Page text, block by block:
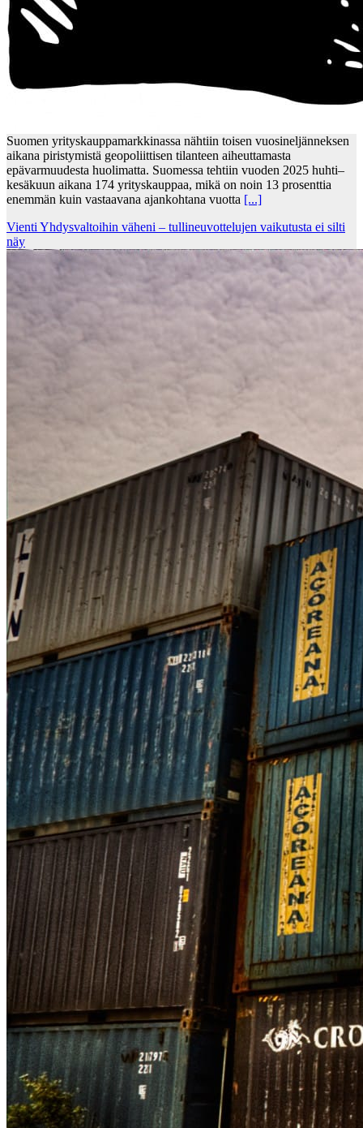
Suomen yrityskauppamarkkinassa nähtiin toisen vuosineljänneksen
aikana piristymistä geopoliittisen tilanteen aiheuttamasta
epävarmuudesta huolimatta. Suomessa tehtiin vuoden 2025 huhti–
kesäkuun aikana 174 yrityskauppaa, mikä on noin 13 prosenttia
enemmän kuin vastaavana ajankohtana vuotta [...]
Vienti Yhdysvaltoihin väheni – tullineuvottelujen vaikutusta ei silti
näy